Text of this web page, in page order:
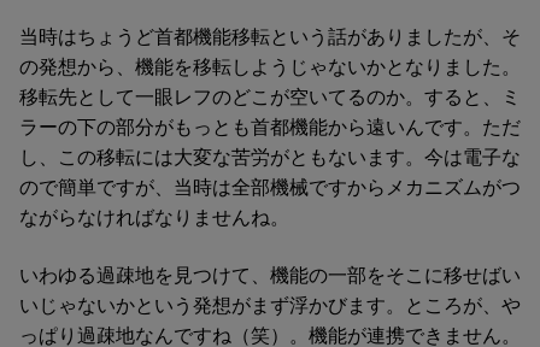
当時はちょうど首都機能移転という話がありましたが、そ
の発想から、機能を移転しようじゃないかとなりました。
移転先として一眼レフのどこが空いてるのか。すると、ミ
ラーの下の部分がもっとも首都機能から遠いんです。ただ
し、この移転には大変な苦労がともないます。今は電子な
ので簡単ですが、当時は全部機械ですからメカニズムがつ
ながらなければなりませんね。
いわゆる過疎地を見つけて、機能の一部をそこに移せばい
いじゃないかという発想がまず浮かびます。ところが、や
っぱり過疎地なんですね（笑）。機能が連携できません。